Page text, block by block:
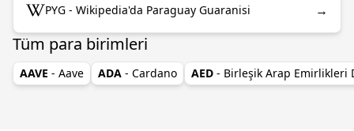
PYG - Wikipedia'da Paraguay Guaranisi →
Tüm para birimleri
AAVE - Aave ADA - Cardano AED - Birleşik Arap Emirlikleri